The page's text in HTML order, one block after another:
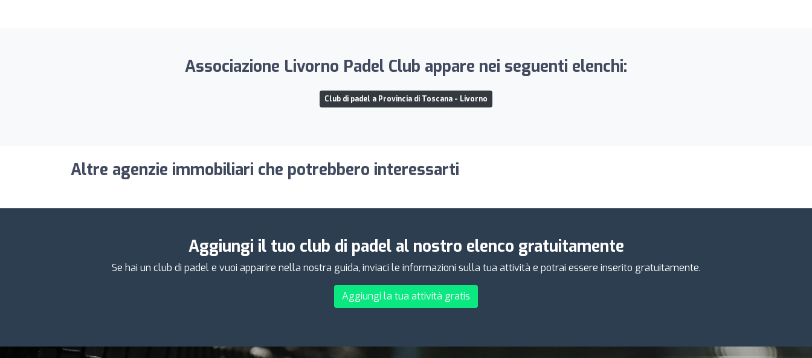
Associazione Livorno Padel Club appare nei seguenti elenchi:
Club di padel a Provincia di Toscana - Livorno
Altre agenzie immobiliari che potrebbero interessarti
Aggiungi il tuo club di padel al nostro elenco gratuitamente
Se hai un club di padel e vuoi apparire nella nostra guida, inviaci le informazioni sulla tua attività e potrai essere inserito gratuitamente.
Aggiungi la tua attività gratis